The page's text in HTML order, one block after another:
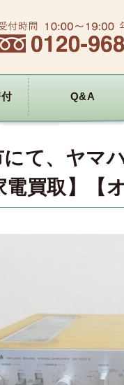
Q&A
にて、ヤマ
買取】【